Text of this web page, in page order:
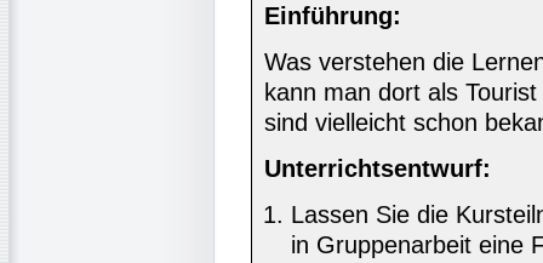
Einführung:
Was verstehen die
kann man dort als
sind vielleicht schon
Unterrichtsentwurf:
Lassen Sie die
in Gruppenarbeit eine